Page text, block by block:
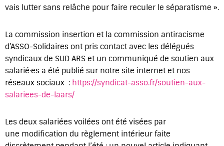
vais lutter sans relâche pour faire reculer le séparatisme ».
La commission insertion et la commission antiracisme
d’ASSO-Solidaires ont pris contact avec les délégués
syndicaux de SUD ARS et un communiqué de soutien aux
salarié·es a été publié sur notre site internet et nos
réseaux sociaux : https://syndicat-asso.fr/soutien-aux-
salariees-de-laars/
Les deux salariées voilées ont été visées par
une modification du règlement intérieur faite